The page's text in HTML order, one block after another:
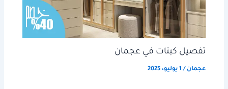
تفصيل كبتات في عجمان
عجمان / 1 يوليو، 2025